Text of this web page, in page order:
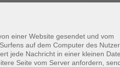
einer Website gesendet und vom
auf dem Computer des
jede Nachricht in einer kleinen
Seite vom Server anfordern,